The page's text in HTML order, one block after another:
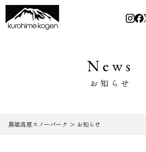
News
お知らせ
黒姫高原スノーパーク > お知らせ